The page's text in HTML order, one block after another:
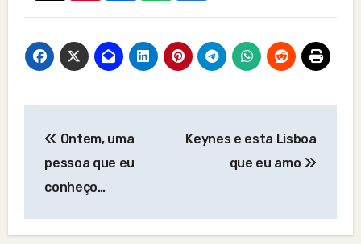
navigation
Ontem, uma
pessoa que eu
conheço…
Keynes e esta Lisboa
que eu amo